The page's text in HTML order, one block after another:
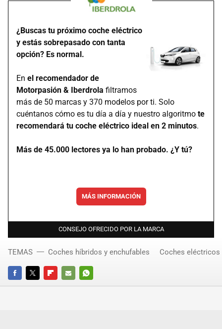
¿Buscas tu próximo coche eléctrico
y estás sobrepasado con tanta
opción? Es normal.
En el recomendador de
Motorpasión & Iberdrola filtramos
más de 50 marcas y 370 modelos por ti. Solo
cuéntanos cómo es tu día a día y nuestro algoritmo te
recomendará tu coche eléctrico ideal en 2 minutos.
Más de 45.000 lectores ya lo han probado. ¿Y tú?
MÁS INFORMACIÓN
CONSEJO OFRECIDO POR LA MARCA
FACEBOOKTWITTERFLIPBOARD
E-
WHATSAPP
TEMAS Coches híbridos y enchufables Coches eléctricos